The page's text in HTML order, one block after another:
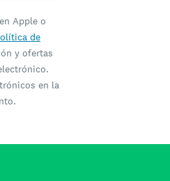
Apple o
de
y ofertas
en la